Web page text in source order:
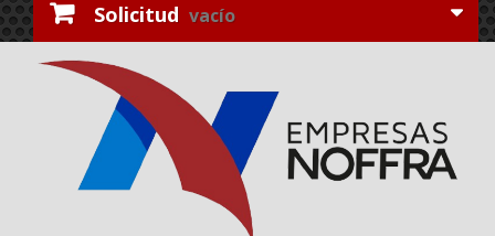
Solicitud vacío